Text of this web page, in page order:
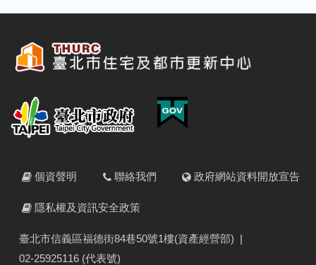
個資聲明 聯絡我們 政府網站資料開放宣告
隱私權及資訊安全政策
臺北市信義區福德街84巷50號1樓(資產經營部) |
02-25925116 (代表號)